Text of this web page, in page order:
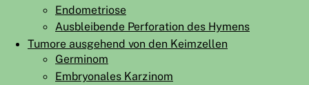
Endometriose
Ausbleibende Perforation des Hymens
Tumore ausgehend von den Keimzellen
Germinom
Embryonales Karzinom